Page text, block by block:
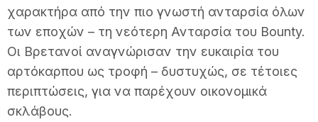
χαρακτήρα από την πιο γνωστή ανταρσία όλων
των εποχών – τη νεότερη Ανταρσία του Bounty.
Οι Βρετανοί αναγνώρισαν την ευκαιρία του
αρτόκαρπου ως τροφή – δυστυχώς, σε τέτοιες
περιπτώσεις, για να παρέχουν οικονομικά
σκλάβους.